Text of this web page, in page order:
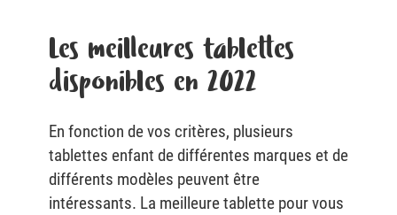
Les meilleures tablettes
disponibles en 2022
En fonction de vos critères, plusieurs
tablettes enfant de différentes marques et de
différents modèles peuvent être
intéressants. La meilleure tablette pour vous